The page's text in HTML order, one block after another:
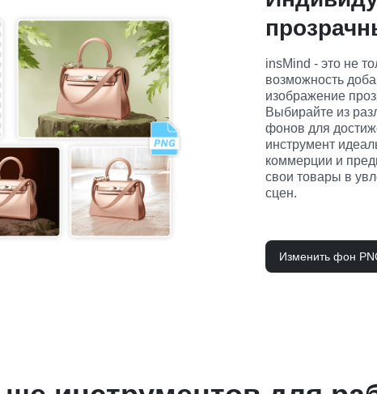
insMind - это не
возможность
изображение
Выбирайте из
фонов для
инструмент
коммерции и
свои товары в
сцен.
Изменить фон